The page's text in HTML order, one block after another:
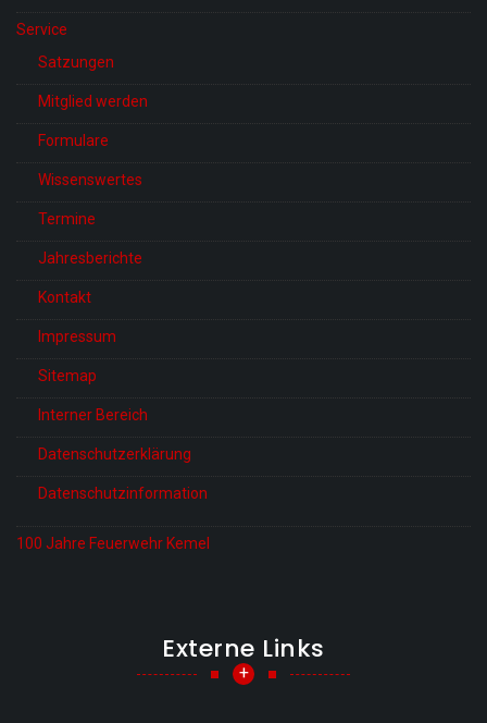
Service
Satzungen
Mitglied werden
Formulare
Wissenswertes
Termine
Jahresberichte
Kontakt
Impressum
Sitemap
Interner Bereich
Datenschutzerklärung
Datenschutzinformation
100 Jahre Feuerwehr Kemel
Externe Links
+